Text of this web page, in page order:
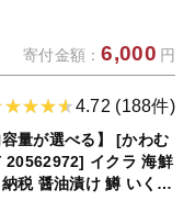
和菓子 和スイーツ
い ダイエット 小分け
寄付金額：6,000 円
4.72 (188件)
量が選べる】 [かわむ
20562972] イクラ 海鮮
税 醤油漬け 鱒 いくら